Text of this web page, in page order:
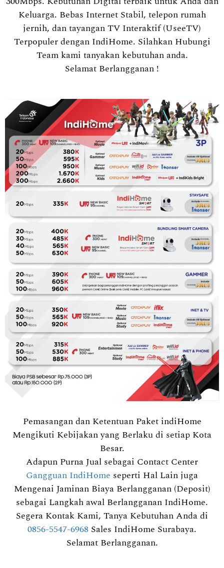
Keluarga. Bebas Internet Stabil, telepon rumah
jernih, dan tayangan TV Interaktif (UseeTV)
Terpopuler dengan IndiHome. Silahkan Hubungi
Team kami tanyakan kebutuhan anda.
Selamat Berlangganan !
Pemasangan dan Ketentuan Paket indiHome
Mengikuti Kebijakan yang Berlaku di setiap Kota
Besar.
Adapun Purna Jual sebagai Contact Center
Gangguan IndiHome seperti Hal Lain juga
Mengenai Jaminan Biaya Berlangganan (Deposit)
sebagai Langkah awal Berlangganan IndiHome.
Segera Kontak Kami, Tanya Kebutuhan Anda di
0856-5547-6968 Sales IndiHome Surabaya.
Selamat Berlangganan.